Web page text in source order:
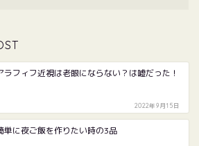
ラフィフ近視は老眼にならない？は嘘だった！
2022年9月15日
単に夜ご飯を作りたい時の3品